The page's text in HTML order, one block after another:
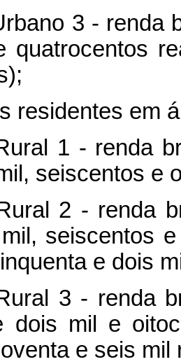
3 - renda
quatrocentos
residentes em
1 - renda
seiscentos e
2 - renda
seiscentos
e dois
3 - renda
dois mil e
e seis mil